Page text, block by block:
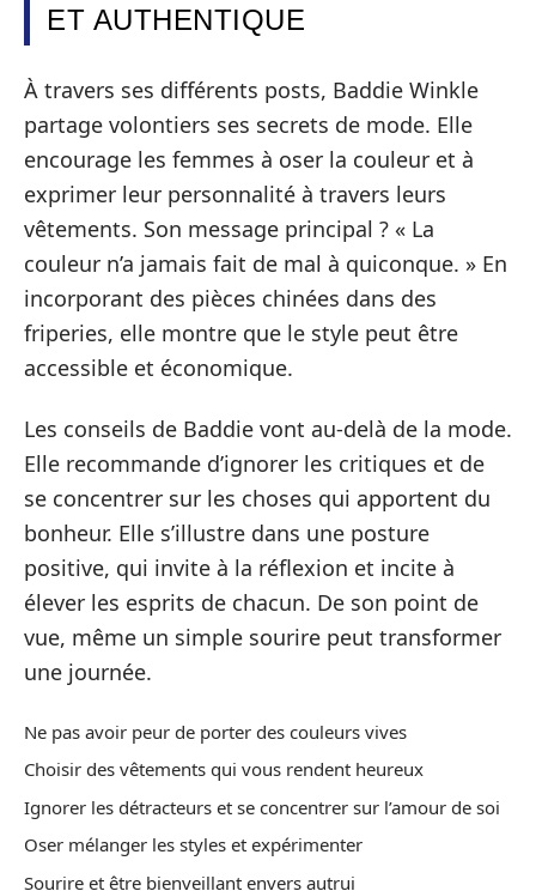
ET AUTHENTIQUE
À travers ses différents posts, Baddie Winkle
partage volontiers ses secrets de mode. Elle
encourage les femmes à oser la couleur et à
exprimer leur personnalité à travers leurs
vêtements. Son message principal ? « La
couleur n’a jamais fait de mal à quiconque. » En
incorporant des pièces chinées dans des
friperies, elle montre que le style peut être
accessible et économique.
Les conseils de Baddie vont au-delà de la mode.
Elle recommande d’ignorer les critiques et de
se concentrer sur les choses qui apportent du
bonheur. Elle s’illustre dans une posture
positive, qui invite à la réflexion et incite à
élever les esprits de chacun. De son point de
vue, même un simple sourire peut transformer
une journée.
Ne pas avoir peur de porter des couleurs vives
Choisir des vêtements qui vous rendent heureux
Ignorer les détracteurs et se concentrer sur l’amour de soi
Oser mélanger les styles et expérimenter
Sourire et être bienveillant envers autrui